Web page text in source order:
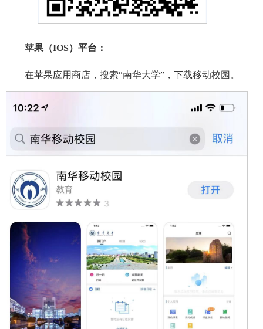
苹果（IOS）平台：
在苹果应用商店，搜索“南华大学”，下载移动校园。